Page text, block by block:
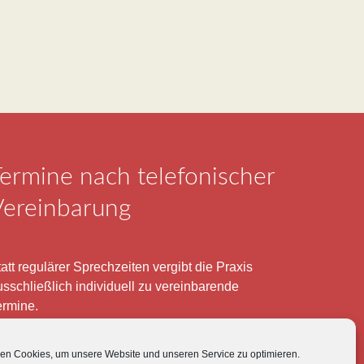
Cookies, um unsere Website und unseren Service zu optimieren.
Termine nach telefonischer
regulärer Sprechzeiten vergibt die Praxis
individuell zu vereinbarende
von 8 – 12 und 15 – 18 Uhr.